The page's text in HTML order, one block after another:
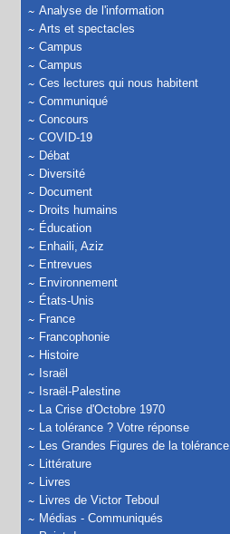
Analyse de l'information
Arts et spectacles
Campus
Campus
Ces lectures qui nous habitent
Communiqué
Concours
COVID-19
Débat
Diversité
Document
Droits humains
Éducation
Enhaili, Aziz
Entrevues
Environnement
États-Unis
France
Francophonie
Histoire
Israël
Israël-Palestine
La Crise d'Octobre 1970
La tolérance ? Votre réponse
Les Grandes Figures de la tolérance
Littérature
Livres
Livres de Victor Teboul
Médias - Communiqués